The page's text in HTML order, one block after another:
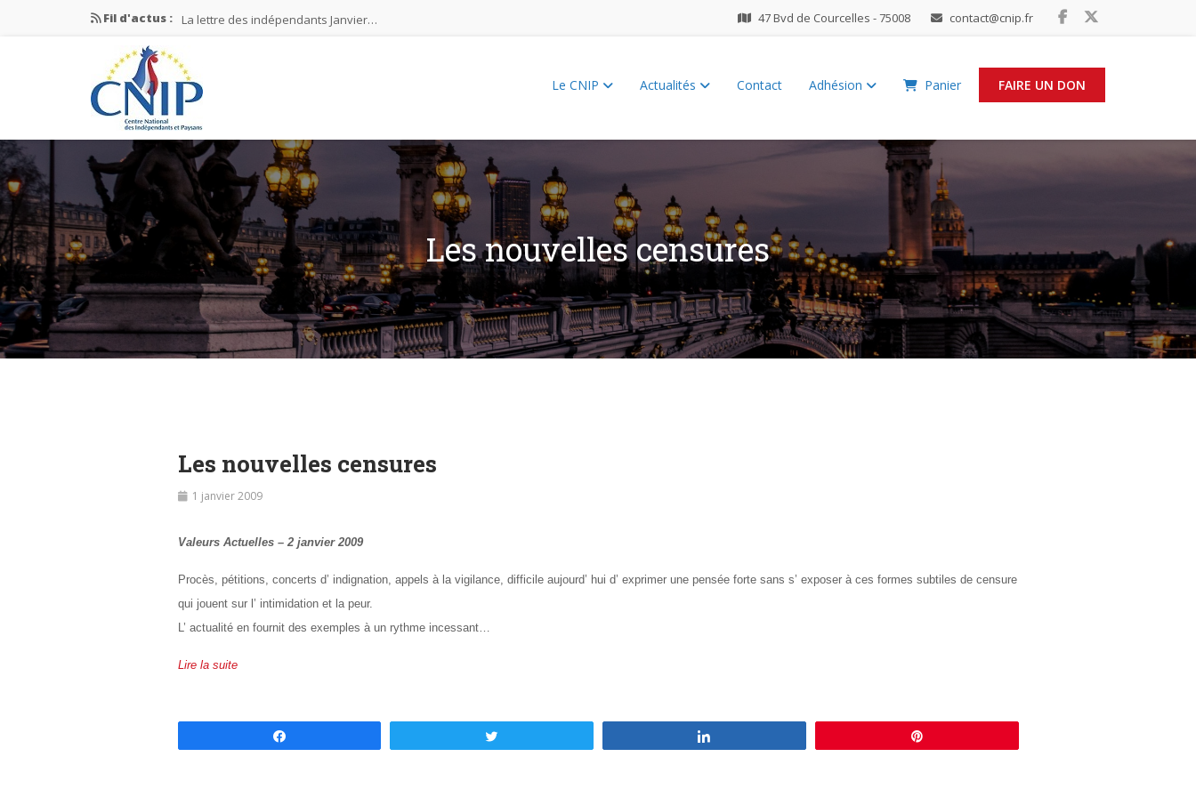
Fil d'actus : La lettre des indépendants Janvier…
La lettre des indépendants Juin…
Mission nationale ÉLECTIONS MUNICIPALES 2026
La lettre des indépendants N°2-2026
47 Bvd de Courcelles - 75008 contact@cnip.fr
FAIRE UN DON
Le CNIP Actualités Contact Adhésion Panier
Les nouvelles censures
Les nouvelles censures
1 janvier 2009
Valeurs Actuelles – 2 janvier 2009
Procès, pétitions, concerts d’ indignation, appels à la vigilance, difficile aujourd’ hui d’ exprimer une pensée forte sans s’ exposer à ces formes subtiles de censure
qui jouent sur l’ intimidation et la peur.
L’ actualité en fournit des exemples à un rythme incessant…
Lire la suite